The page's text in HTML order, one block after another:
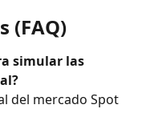
(FAQ)
simular las
del mercado Spot